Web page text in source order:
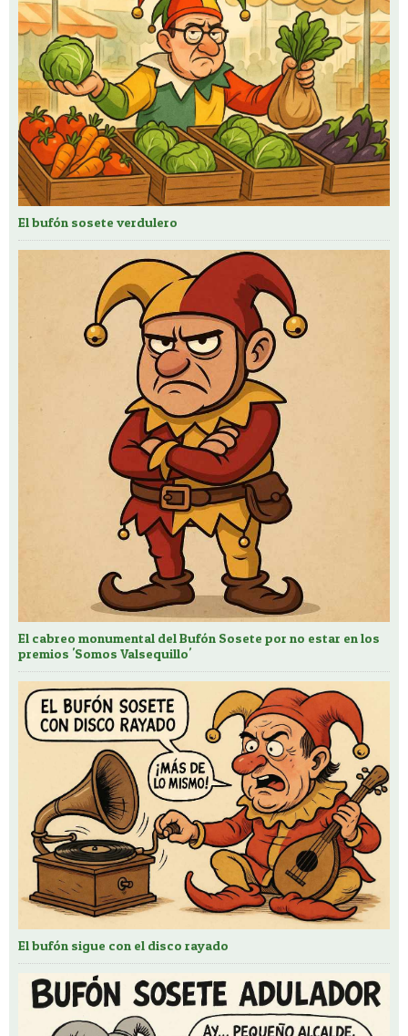
El bufón sosete verdulero
El cabreo monumental del Bufón Sosete por no estar en los
premios 'Somos Valsequillo'
El bufón sigue con el disco rayado